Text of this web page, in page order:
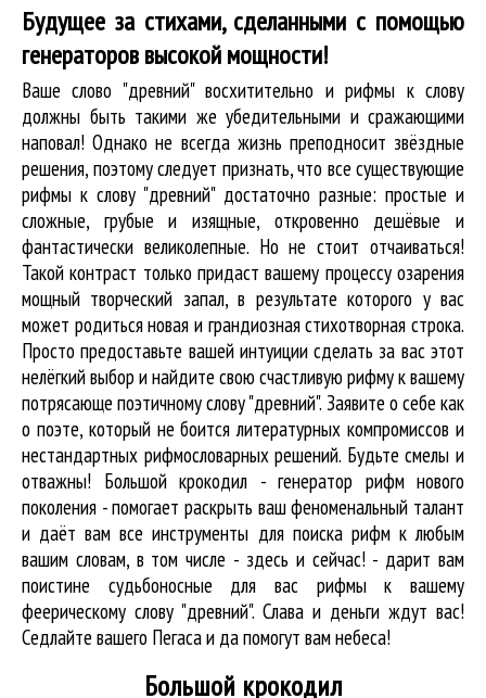
Будущее за стихами, сделанными с помощью
генераторов высокой мощности!
Ваше слово "древний" восхитительно и рифмы к слову
должны быть такими же убедительными и сражающими
наповал! Однако не всегда жизнь преподносит звёздные
решения, поэтому следует признать, что все существующие
рифмы к слову "древний" достаточно разные: простые и
сложные, грубые и изящные, откровенно дешёвые и
фантастически великолепные. Но не стоит отчаиваться!
Такой контраст только придаст вашему процессу озарения
мощный творческий запал, в результате которого у вас
может родиться новая и грандиозная стихотворная строка.
Просто предоставьте вашей интуиции сделать за вас этот
нелёгкий выбор и найдите свою счастливую рифму к вашему
потрясающе поэтичному слову "древний". Заявите о себе как
о поэте, который не боится литературных компромиссов и
нестандартных рифмословарных решений. Будьте смелы и
отважны! Большой крокодил - генератор рифм нового
поколения - помогает раскрыть ваш феноменальный талант
и даёт вам все инструменты для поиска рифмк любым
вашим словам, в том числе - здесь и сейчас! - дарит вам
поистине судьбоносные для вас рифмы к вашему
феерическому слову "древний". Слава и деньги ждут вас!
Седлайте вашего Пегаса и да помогут вам небеса!
Большой крокодил